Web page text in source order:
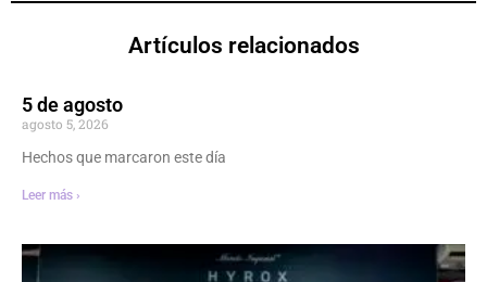
Artículos relacionados
5 de agosto
agosto 5, 2026
Hechos que marcaron este día
Leer más ›